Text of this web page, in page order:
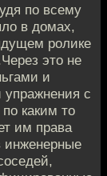
по всему
в домах,
ролике
это не
и
с
каким то
им права
инженерные